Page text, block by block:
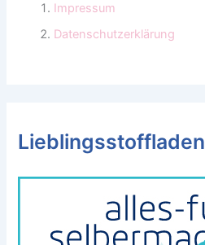
Impressum
Datenschutzerklärung
Lieblingsstoffladen